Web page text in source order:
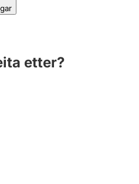
etter?